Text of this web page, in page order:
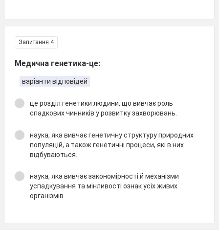
Запитання 4
Медична генетика-це:
варіанти відповідей
це розділ генетики людини, що вивчає роль
спадкових чинників у розвитку захворювань.
наука, яка вивчає генетичну структуру природних
популяцій, а також генетичні процеси, які в них
відбуваються.
наука, яка вивчає закономірності й механізми
успадкування та мінливості ознак усіх живих
організмів